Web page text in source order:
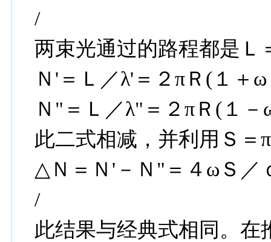
/
两束光通过的路程都是Ｌ
Ｎ'＝Ｌ／λ'＝２πＲ(１＋
Ｎ"＝Ｌ／λ"＝２πＲ(１
此二式相减，并利用Ｓ＝
△Ｎ＝Ｎ'－Ｎ"＝４ωＳ／
/
此结果与经典式相同。